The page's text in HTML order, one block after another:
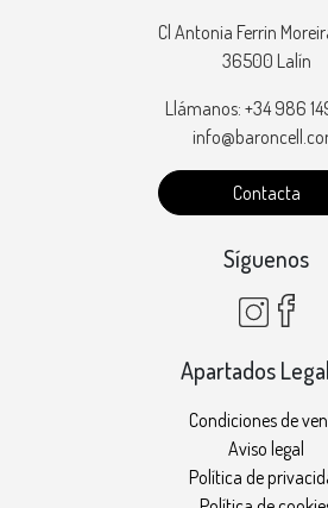
Cl Antonia Ferrin
36500 Lalín
Llámanos: +34 986
Contacta
Síguenos
Apartados
Condiciones de
Aviso legal
Política de